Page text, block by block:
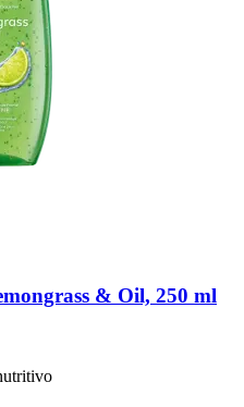
& Oil, 250 ml